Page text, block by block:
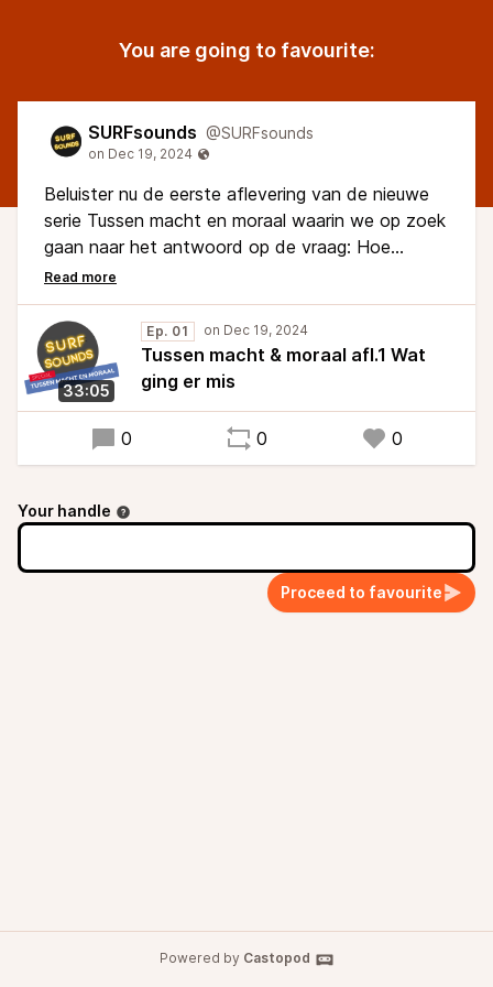
You are going to favourite:
SURFsounds @SURFsounds
Beluister nu de eerste aflevering van de nieuwe
serie Tussen macht en moraal waarin we op zoek
gaan naar het antwoord op de vraag: Hoe
zorgen we dat technologische vooruitgang weer
ten goede komt aan ons allemaal? We beginnen
bij het begin met Marleen Stikker. Wat ging er
mis?
33:05
Ep. 01
Tussen macht & moraal afl.1 Wat
ging er mis
0 0 0
Your handle
Proceed to favourite
Powered by Castopod